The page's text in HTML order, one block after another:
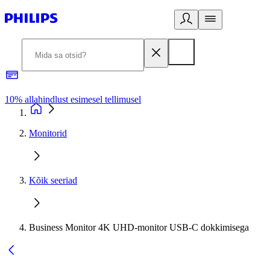
10% allahindlust esimesel tellimusel
Monitorid
Kõik seeriad
Business Monitor 4K UHD-monitor USB-C dokkimisega